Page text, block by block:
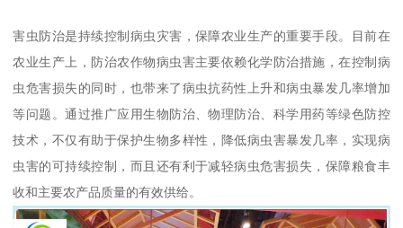
害虫防治是持续控制病虫灾害，保障农业生产的重要手段。目前在
农业生产上，防治农作物病虫害主要依赖化学防治措施，在控制病
虫危害损失的同时，也带来了病虫抗药性上升和病虫暴发几率增加
等问题。通过推广应用生物防治、物理防治、科学用药等绿色防控
技术，不仅有助于保护生物多样性，降低病虫害暴发几率，实现病
虫害的可持续控制，而且还有利于减轻病虫危害损失，保障粮食丰
收和主要农产品质量的有效供给。